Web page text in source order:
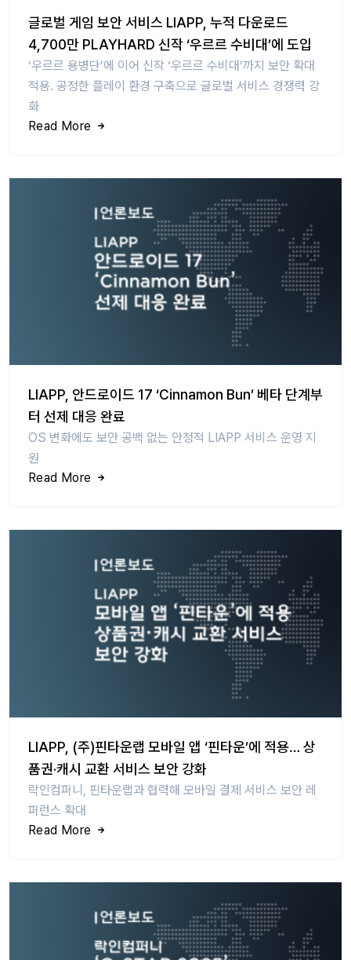
글로벌 게임 보안 서비스 LIAPP, 누적 다운로드
4,700만 PLAYHARD 신작 ‘우르르 수비대’에 도입
‘우르르 용병단’에 이어 신작 ‘우르르 수비대’까지 보안 확대
적용. 공정한 플레이 환경 구축으로 글로벌 서비스 경쟁력 강
화
Read More
LIAPP, 안드로이드 17 ‘Cinnamon Bun’ 베타 단계부
터 선제 대응 완료
OS 변화에도 보안 공백 없는 안정적 LIAPP 서비스 운영 지
원
Read More
LIAPP, (주)핀타운랩 모바일 앱 ‘핀타운’에 적용… 상
품권·캐시 교환 서비스 보안 강화
락인컴퍼니, 핀타운랩과 협력해 모바일 결제 서비스 보안 레
퍼런스 확대
Read More